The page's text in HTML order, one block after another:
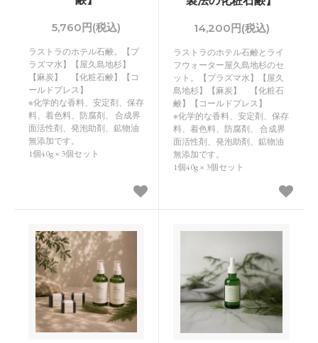
5,760円(税込)
ラストラのホテル石鹸。【プ
ラズマ水】【屋久島地杉】
【麻炭】 【化粧石鹸】【コ
ールドプレス】
※化学的な香料、安定剤、保存
料、着色料、防腐剤、 合成界
面活性剤、発泡助剤、鉱物油
無添加です。
1個40g × 3個セット
14,200円(税込)
ラストラのホテル石鹸とライ
フウォーター屋久島地杉のセ
ット。【プラズマ水】【屋久
島地杉】【麻炭】 【化粧石
鹸】【コールドプレス】
※化学的な香料、安定剤、保存
料、着色料、防腐剤、 合成界
面活性剤、発泡助剤、鉱物油
無添加です。
1個40g × 3個セット